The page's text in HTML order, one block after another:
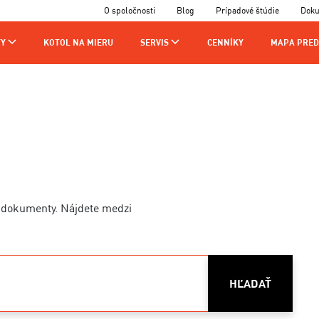
O spoločnosti Blog Prípadové štúdie
KOTOL NA MIERU SERVIS CENNÍKY MAPA
Nájdete medzi
HĽADAŤ